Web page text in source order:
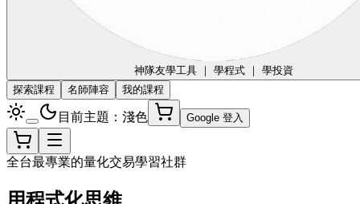
神隊友學工具 ｜ 學程式 ｜ 學投資
探索課程
名師陣容 我的課程
目前主題：淺色 Google 登入
全台最專業的量化交易學習社群